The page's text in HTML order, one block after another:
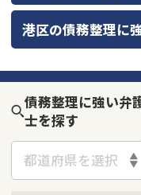
港区の債務整理に
債務整理に強い弁
士を探す
都道府県を選択